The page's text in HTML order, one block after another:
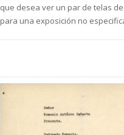
que desea ver un par de telas
para una exposición no